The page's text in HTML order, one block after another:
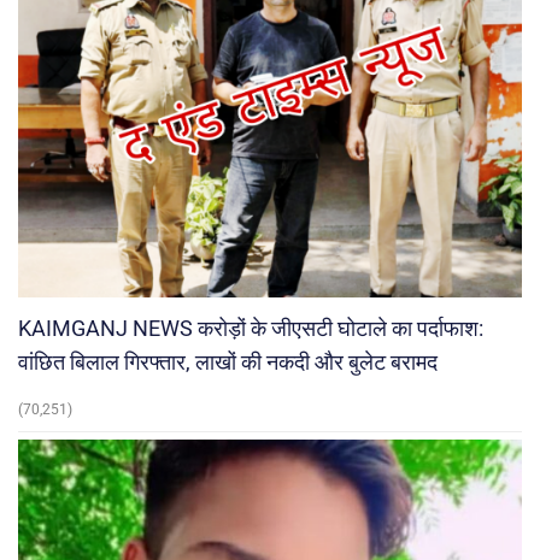
KAIMGANJ NEWS करोड़ों के जीएसटी घोटाले का पर्दाफाश:
वांछित बिलाल गिरफ्तार, लाखों की नकदी और बुलेट बरामद
(70,251)